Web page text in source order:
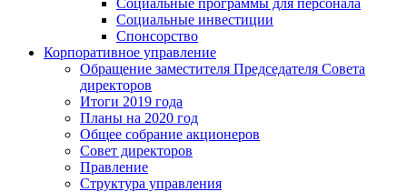
Социальные программы для персонала
Социальные инвестиции
Спонсорство
Корпоративное управление
Обращение заместителя Председателя Совета
директоров
Итоги 2019 года
Планы на 2020 год
Общее собрание акционеров
Совет директоров
Правление
Структура управления